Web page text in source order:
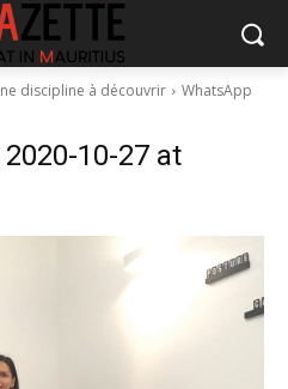
discipline à découvrir
WhatsApp
10-27 at